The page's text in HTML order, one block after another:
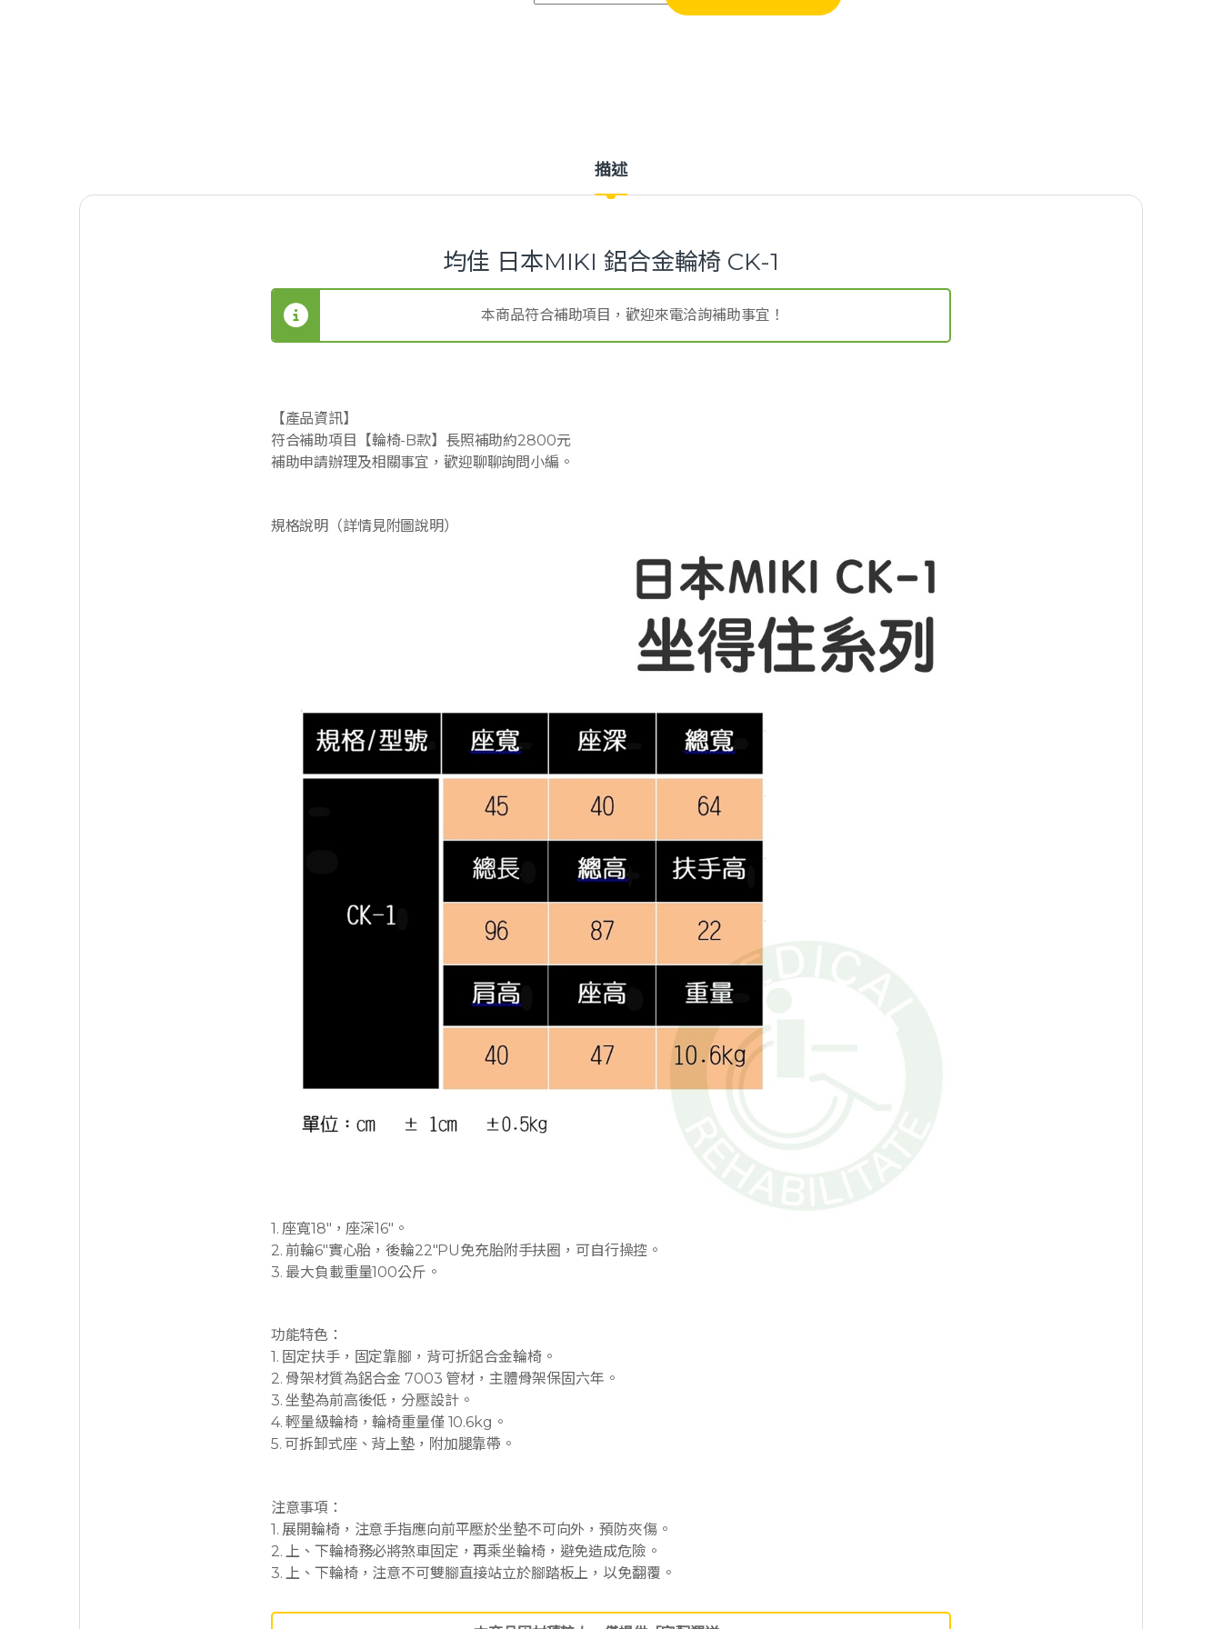
描述
均佳 日本MIKI 鋁合金輪椅 CK-1
本商品符合補助項目，歡迎來電洽詢補助事宜！
【產品資訊】
符合補助項目【輪椅-B款】長照補助約2800元
補助申請辦理及相關事宜，歡迎聊聊詢問小編。
規格說明（詳情見附圖說明）
1. 座寬18″，座深16″。
2. 前輪6″實心胎，後輪22″PU免充胎附手扶圈，可自行操控。
3. 最大負載重量100公斤。
功能特色：
1. 固定扶手，固定靠腳，背可折鋁合金輪椅。
2. 骨架材質為鋁合金 7003 管材，主體骨架保固六年。
3. 坐墊為前高後低，分壓設計。
4. 輕量級輪椅，輪椅重量僅 10.6kg。
5. 可拆卸式座、背上墊，附加腿靠帶。
注意事項：
1. 展開輪椅，注意手指應向前平壓於坐墊不可向外，預防夾傷。
2. 上、下輪椅務必將煞車固定，再乘坐輪椅，避免造成危險。
3. 上、下輪椅，注意不可雙腳直接站立於腳踏板上，以免翻覆。